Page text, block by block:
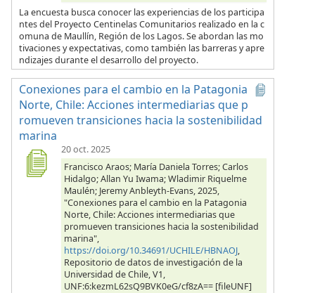
La encuesta busca conocer las experiencias de los participa
ntes del Proyecto Centinelas Comunitarios realizado en la c
omuna de Maullín, Región de los Lagos. Se abordan las mo
tivaciones y expectativas, como también las barreras y apre
ndizajes durante el desarrollo del proyecto.
Conexiones para el cambio en la Patagonia
Norte, Chile: Acciones intermediarias que p
romueven transiciones hacia la sostenibilidad
marina
20 oct. 2025
Francisco Araos; María Daniela Torres; Carlos
Hidalgo; Allan Yu Iwama; Wladimir Riquelme
Maulén; Jeremy Anbleyth-Evans, 2025,
"Conexiones para el cambio en la Patagonia
Norte, Chile: Acciones intermediarias que
promueven transiciones hacia la sostenibilidad
marina",
https://doi.org/10.34691/UCHILE/HBNAOJ,
Repositorio de datos de investigación de la
Universidad de Chile, V1,
UNF:6:kezmL62sQ9BVK0eG/cf8zA== [fileUNF]